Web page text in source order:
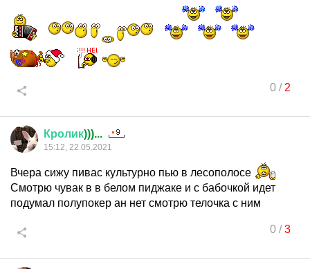
0/ 2
Кролик)))...
15:12, 22.05.2021
Вчера сижу пивас культурно пью в лесополосе
Смотрю чувак в в белом пиджаке и с бабочкой идет
подумал полупокер ан нет смотрю телочка с ним
0/3